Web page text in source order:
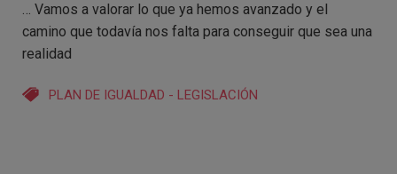
… Vamos a valorar lo que ya hemos avanzado y el
camino que todavía nos falta para conseguir que sea una
realidad
PLAN DE IGUALDAD - LEGISLACIÓN